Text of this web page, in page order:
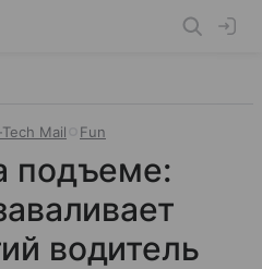
Mail Fun
подъеме:
водитель